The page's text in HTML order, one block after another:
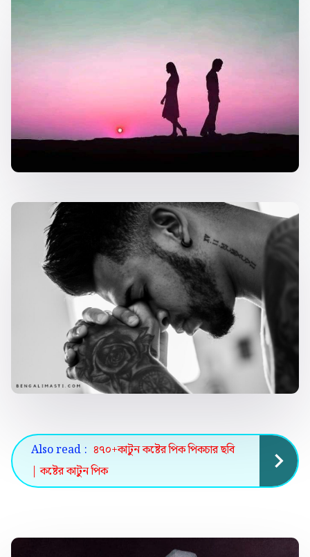
Also read : ৪৭০+কাটুন কষ্টের পিক পিকচার ছবি
| কষ্টের কাটুন পিক